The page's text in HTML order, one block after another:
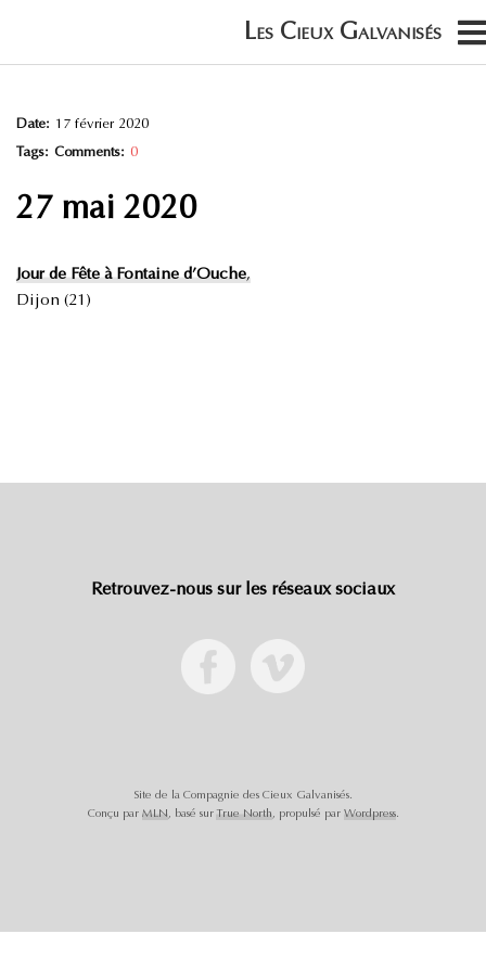
Date: 17 février 2020
Tags: Comments: 0
27 mai 2020
Jour de Fête à Fontaine d’Ouche,
Dijon (21)
Retrouvez-nous sur les réseaux sociaux
Site de la Compagnie des Cieux Galvanisés.
Conçu par MLN, basé sur True North, propulsé par Wordpress.